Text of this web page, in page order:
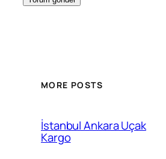
MORE POSTS
İstanbul Ankara Uçak
Kargo